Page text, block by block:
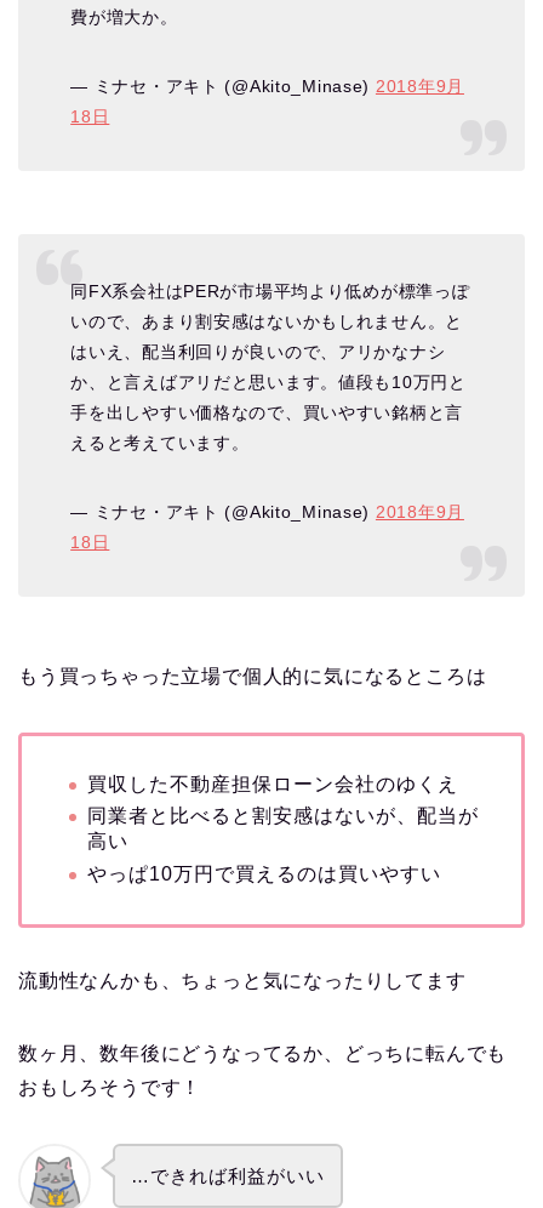
費が増大か。
— ミナセ・アキト (@Akito_Minase) 2018年9月
18日
同FX系会社はPERが市場平均より低めが標準っぽ
いので、あまり割安感はないかもしれません。と
はいえ、配当利回りが良いので、アリかなナシ
か、と言えばアリだと思います。値段も10万円と
手を出しやすい価格なので、買いやすい銘柄と言
えると考えています。
— ミナセ・アキト (@Akito_Minase) 2018年9月
18日
もう買っちゃった立場で個人的に気になるところは
買収した不動産担保ローン会社のゆくえ
同業者と比べると割安感はないが、配当が
高い
やっぱ10万円で買えるのは買いやすい
流動性なんかも、ちょっと気になったりしてます
数ヶ月、数年後にどうなってるか、どっちに転んでも
おもしろそうです！
…できれば利益がいい